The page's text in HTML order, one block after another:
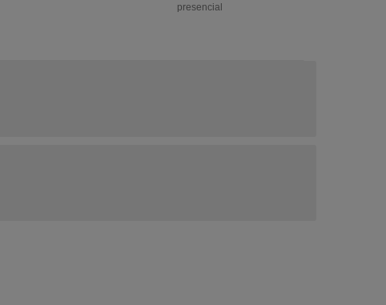
presencial